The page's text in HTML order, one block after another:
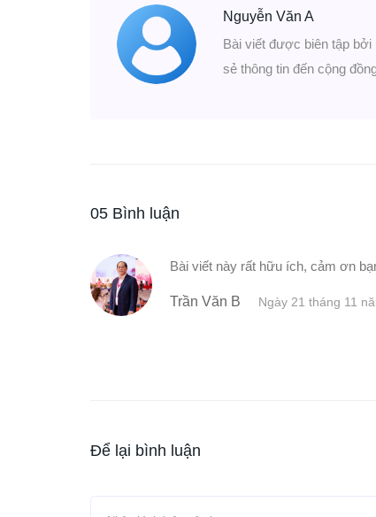
Nguyễn Văn A
Bài viết được biên tập
sẻ thông tin đến cộng
05 Bình luận
Bài viết này rất hữu ích, cảm ơn
Trần Văn B Ngày 21 tháng 11
Để lại bình luận